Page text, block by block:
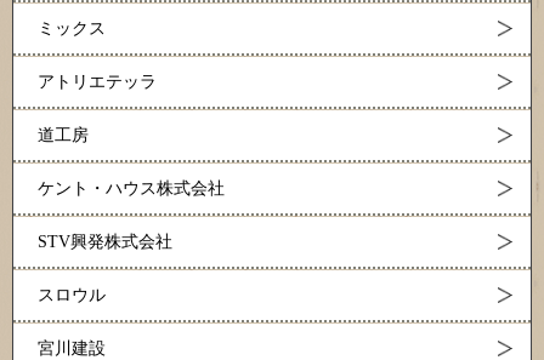
ミックス
アトリエテッラ
道工房
ケント・ハウス株式会社
STV興発株式会社
スロウル
宮川建設